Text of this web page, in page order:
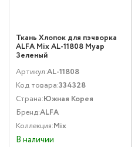
Ткань Хлопок для пэчворка
ALFA Mix AL-11808 Муар
Зеленый
Артикул:AL-11808
Код товара:334328
Страна:Южная Корея
Бренд:ALFA
Коллекция:Mix
В наличии